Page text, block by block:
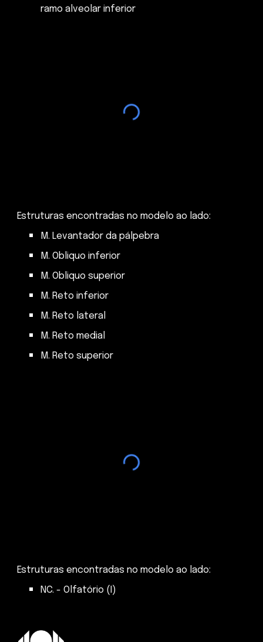
ramoalveolar inferior
Estruturas encontradas no modelo ao lado:
M. Levantador da pálpebra
M. Obliquo inferior
M. Obliquo superior
M. Reto inferior
M. Reto lateral
M. Reto medial
M. Reto superior
Estruturas encontradas no modelo ao lado:
NC. - Olfatório (I)